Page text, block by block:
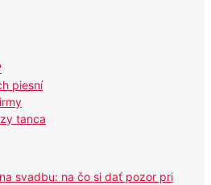
piesní
tanca
svadbu: na čo si dať pozor pri